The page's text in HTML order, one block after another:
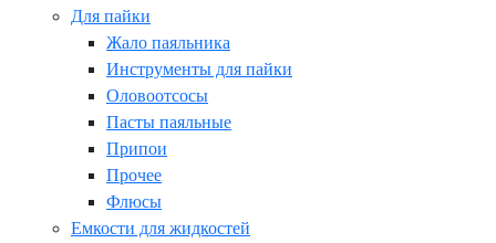
Для пайки
Жало паяльника
Инструменты для пайки
Оловоотсосы
Пасты паяльные
Припои
Прочее
Флюсы
Емкости для жидкостей